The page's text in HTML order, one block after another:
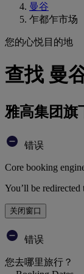
曼谷
乍都乍市场
您的心悦目的地
查找 曼
雅高集团旗
错误
Core booking
You’ll be
关闭窗口
错误
您去哪里旅行？